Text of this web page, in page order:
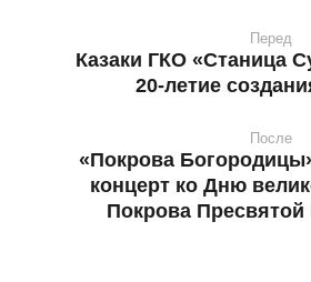
Перед
Казаки ГКО «Станица
20-летие
После
«Покрова
концерт ко Дню
Покрова